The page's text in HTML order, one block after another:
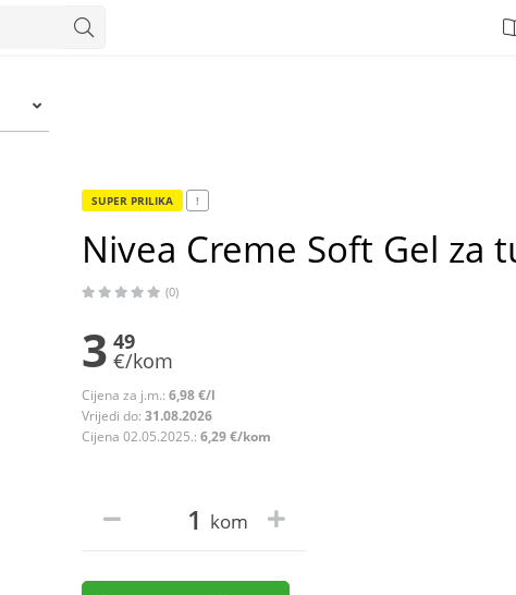
SUPER PRILIKA !
Nivea Creme Soft Gel za
(0)
3 49
€/kom
Cijena za j.m.: 6,98 €/l
Vrijedi do: 31.08.2026
Cijena 02.05.2025.: 6,29 €/kom
kom